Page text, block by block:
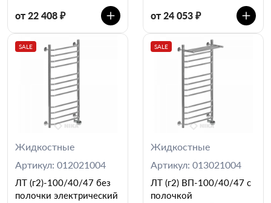
от 22 408 ₽ от 24 053 ₽
SALE
Жидкостные
Артикул: 012021004
ЛТ (г2)-100/40/47 без
полочки электрический
SALE
Жидкостные
Артикул: 013021004
ЛТ (г2) ВП-100/40/47 с
полочкой